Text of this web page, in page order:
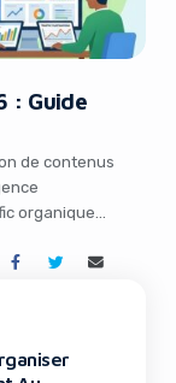
: Guide
de contenus
organique